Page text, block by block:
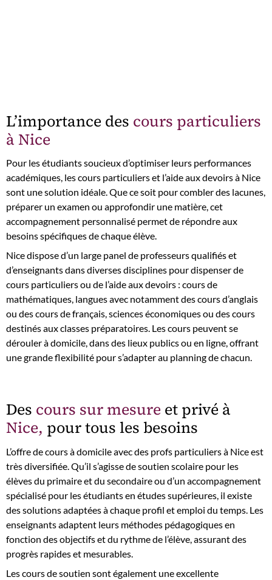
L’importance des cours particuliers
à Nice
Pour les étudiants soucieux d’optimiser leurs performances
académiques, les cours particuliers et l’aide aux devoirs à Nice
sont une solution idéale. Que ce soit pour combler des lacunes,
préparer un examen ou approfondir une matière, cet
accompagnement personnalisé permet de répondre aux
besoins spécifiques de chaque élève.
Nice dispose d’un large panel de professeurs qualifiés et
d’enseignants dans diverses disciplines pour dispenser de
cours particuliers ou de l’aide aux devoirs : cours de
mathématiques, langues avec notamment des cours d’anglais
ou des cours de français, sciences économiques ou des cours
destinés aux classes préparatoires. Les cours peuvent se
dérouler à domicile, dans des lieux publics ou en ligne, offrant
une grande flexibilité pour s’adapter au planning de chacun.
Des cours sur mesure et privé à
Nice, pour tous les besoins
L’offre de cours à domicile avec des profs particuliers à Nice est
très diversifiée. Qu’il s’agisse de soutien scolaire pour les
élèves du primaire et du secondaire ou d’un accompagnement
spécialisé pour les étudiants en études supérieures, il existe
des solutions adaptées à chaque profil et emploi du temps. Les
enseignants adaptent leurs méthodes pédagogiques en
fonction des objectifs et du rythme de l’élève, assurant des
progrès rapides et mesurables.
Les cours de soutien sont également une excellente